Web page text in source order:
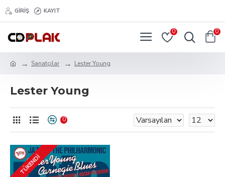
GIRIŞ KAYIT
0 0
Sanatçılar Lester Young
Lester Young
0
TÜKENDI